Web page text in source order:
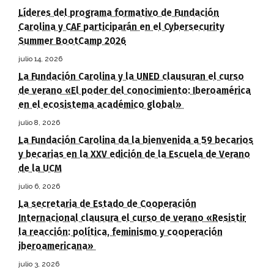
Líderes del programa formativo de Fundación
Carolina y CAF participarán en el Cybersecurity
Summer BootCamp 2026
julio 14, 2026
La Fundación Carolina y la UNED clausuran el curso
de verano «El poder del conocimiento: Iberoamérica
en el ecosistema académico global»
julio 8, 2026
La Fundación Carolina da la bienvenida a 59 becarios
y becarias en la XXV edición de la Escuela de Verano
de la UCM
julio 6, 2026
La secretaria de Estado de Cooperación
Internacional clausura el curso de verano «Resistir
la reacción: política, feminismo y cooperación
iberoamericana»
julio 3, 2026